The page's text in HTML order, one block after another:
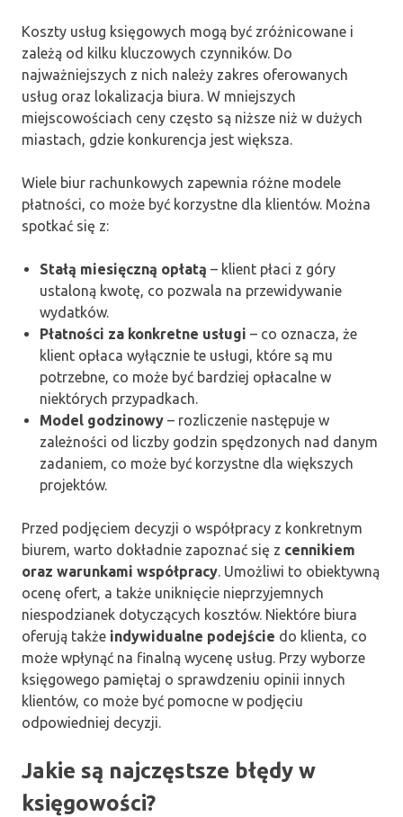
Koszty usług księgowych mogą być zróżnicowane i
zależą od kilku kluczowych czynników. Do
najważniejszych z nich należy zakres oferowanych
usług oraz lokalizacja biura. W mniejszych
miejscowościach ceny często są niższe niż w dużych
miastach, gdzie konkurencja jest większa.
Wiele biur rachunkowych zapewnia różne modele
płatności, co może być korzystne dla klientów. Można
spotkać się z:
Stałą miesięczną opłatą – klient płaci z góry
ustaloną kwotę, co pozwala na przewidywanie
wydatków.
Płatności za konkretne usługi – co oznacza, że
klient opłaca wyłącznie te usługi, które są mu
potrzebne, co może być bardziej opłacalne w
niektórych przypadkach.
Model godzinowy – rozliczenie następuje w
zależności od liczby godzin spędzonych nad danym
zadaniem, co może być korzystne dla większych
projektów.
Przed podjęciem decyzji o współpracy z konkretnym
biurem, warto dokładnie zapoznać się z cennikiem
oraz warunkami współpracy. Umożliwi to obiektywną
ocenę ofert, a także uniknięcie nieprzyjemnych
niespodzianek dotyczących kosztów. Niektóre biura
oferują także indywidualne podejście do klienta, co
może wpłynąć na finalną wycenę usług. Przy wyborze
księgowego pamiętaj o sprawdzeniu opinii innych
klientów, co może być pomocne w podjęciu
odpowiedniej decyzji.
Jakie są najczęstsze błędy w
księgowości?